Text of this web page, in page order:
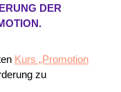
DER
Kurs „Promotion
zu